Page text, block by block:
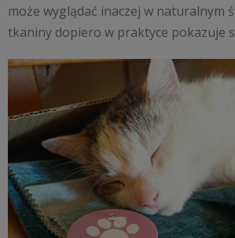
może wyglądać inaczej w naturalnym
tkaniny dopiero w praktyce pokazuje